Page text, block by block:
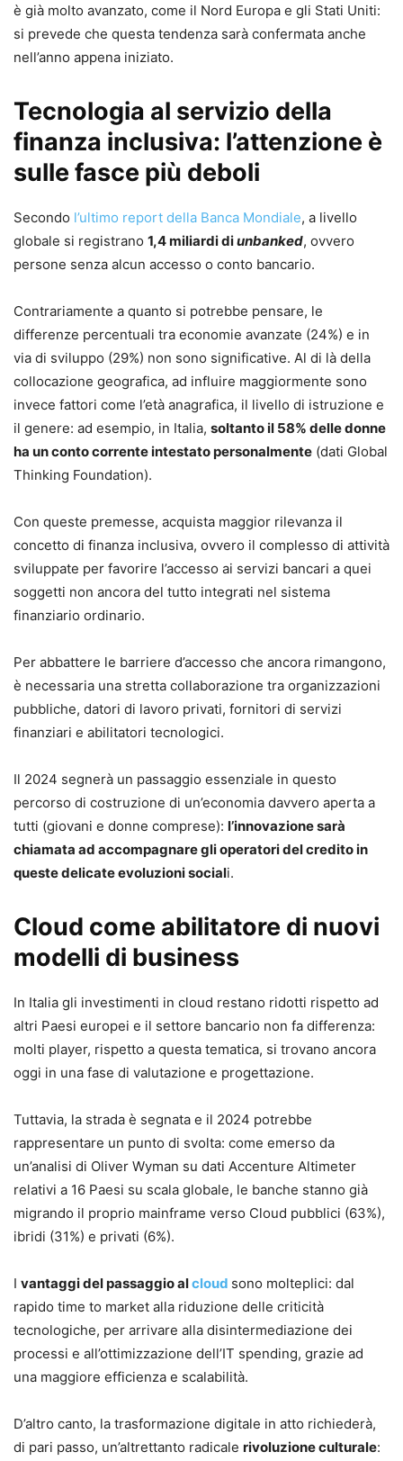
è già molto avanzato, come il Nord Europa e gli Stati Uniti:
si prevede che questa tendenza sarà confermata anche
nell’anno appena iniziato.
Tecnologia al servizio della
finanza inclusiva: l’attenzione è
sulle fasce più deboli
Secondo l’ultimo report della Banca Mondiale, a livello
globale si registrano 1,4 miliardi diunbanked, ovvero
persone senza alcun accesso o conto bancario.
Contrariamente a quanto si potrebbe pensare, le
differenze percentuali tra economie avanzate (24%) e in
via di sviluppo (29%) non sono significative. Al di là della
collocazione geografica, ad influire maggiormente sono
invece fattori come l’età anagrafica, il livello di istruzione e
il genere: ad esempio, in Italia, soltanto il 58% delle donne
ha un conto corrente intestato personalmente (dati Global
Thinking Foundation).
Con queste premesse, acquista maggior rilevanza il
concetto di finanza inclusiva, ovvero il complesso di attività
sviluppate per favorire l’accesso ai servizi bancari a quei
soggetti non ancora del tutto integrati nel sistema
finanziario ordinario.
Per abbattere le barriere d’accesso che ancora rimangono,
è necessaria una stretta collaborazione tra organizzazioni
pubbliche, datori di lavoro privati, fornitori di servizi
finanziari e abilitatori tecnologici.
Il 2024 segnerà un passaggio essenziale in questo
percorso di costruzione di un’economia davvero aperta a
tutti (giovani e donne comprese): l’innovazione sarà
chiamata ad accompagnare gli operatori del credito in
queste delicate evoluzioni sociali.
Cloud come abilitatore di nuovi
modelli di business
In Italia gli investimenti in cloud restano ridotti rispetto ad
altri Paesi europei e il settore bancario non fa differenza:
molti player, rispetto a questa tematica, si trovano ancora
oggi in una fase di valutazione e progettazione.
Tuttavia, la strada è segnata e il 2024 potrebbe
rappresentare un punto di svolta: come emerso da
un’analisi di Oliver Wyman su dati Accenture Altimeter
relativi a 16 Paesi su scala globale, le banche stanno già
migrando il proprio mainframe verso Cloud pubblici (63%),
ibridi (31%) e privati (6%).
I vantaggi del passaggio alcloud sono molteplici: dal
rapido time to market alla riduzione delle criticità
tecnologiche, per arrivare alla disintermediazione dei
processi e all’ottimizzazione dell’IT spending, grazie ad
una maggiore efficienza e scalabilità.
D’altro canto, la trasformazione digitale in atto richiederà,
di pari passo, un’altrettanto radicale rivoluzione culturale: